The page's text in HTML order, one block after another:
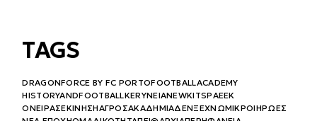
TAGS
DRAGONFORCE BY FC PORTOFOOTBALLACADEMY
HISTORYANDFOOTBALLKERYNEIANEWKITSPAEEK
ΌΝΕΙΡΑΣΕΚΊΝΗΣΗΑΓΡΌΣΑΚΑΔΗΜΊΑΔΕΝΞΕΧΝΏΜΙΚΡΟΊΉΡΩΕΣ